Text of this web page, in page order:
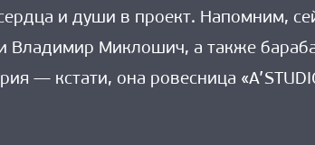
и души в проект. Напомним,
Владимир Миклошич, а также
— кстати, она ровесница